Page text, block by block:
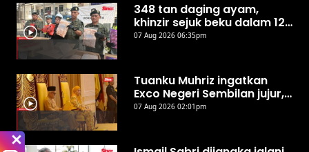
348 tan daging ayam,
khinzir sejuk beku dalam 12
kontena disita di
07 Aug 2026 06:35pm
Tuanku Muhriz ingatkan
Exco Negeri Sembilan jujur,
jangan salah guna kuasa
07 Aug 2026 02:01pm